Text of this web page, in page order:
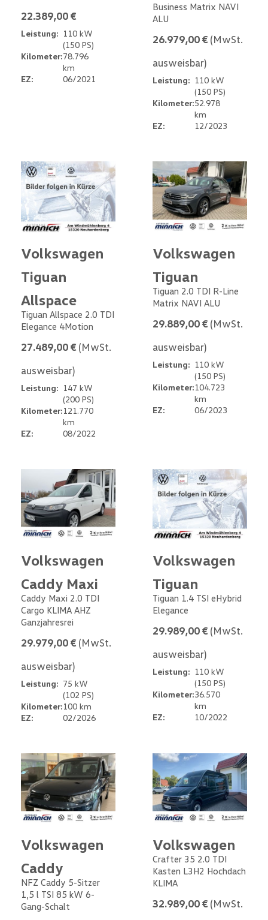
22.389,00 €
Leistung: 110 kW
(150 PS)
Kilometer:78.796
km
EZ:
06/2021
Business Matrix NAVI
ALU
26.979,00 € (MwSt.
ausweisbar)
Leistung: 110 kW
(150 PS)
Kilometer:52.978
km
EZ:
12/2023
Volkswagen
Tiguan
Allspace
Tiguan Allspace 2.0 TDI
Elegance 4Motion
27.489,00 € (MwSt.
ausweisbar)
Leistung: 147 kW
(200 PS)
Kilometer:121.770
km
EZ:
08/2022
Volkswagen
Tiguan
Tiguan 2.0 TDI R-Line
Matrix NAVI ALU
29.889,00 € (MwSt.
ausweisbar)
Leistung: 110 kW
(150 PS)
Kilometer:104.723
km
EZ:
06/2023
Volkswagen
Caddy Maxi
Caddy Maxi 2.0 TDI
Cargo KLIMA AHZ
Ganzjahresrei
29.979,00 € (MwSt.
ausweisbar)
Leistung: 75 kW
(102 PS)
Kilometer:100 km
EZ:
02/2026
Volkswagen
Tiguan
Tiguan 1.4 TSI eHybrid
Elegance
29.989,00 € (MwSt.
ausweisbar)
Leistung: 110 kW
(150 PS)
Kilometer:36.570
km
EZ:
10/2022
Volkswagen
Caddy
NFZ Caddy 5-Sitzer
1,5 l TSI 85 kW 6-
Gang-Schalt
Volkswagen
Crafter 35 2.0 TDI
Kasten L3H2 Hochdach
KLIMA
32.989,00 € (MwSt.